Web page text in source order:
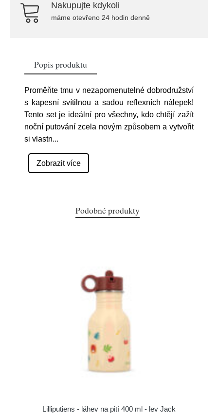
Nakupujte kdykoli
máme otevřeno 24 hodin denně
Popis produktu
Proměňte tmu v nezapomenutelné dobrodružství
s kapesní svítilnou a sadou reflexních nálepek!
Tento set je ideální pro všechny, kdo chtějí zažít
noční putování zcela novým způsobem a vytvořit
si vlastn...
Zobrazit více
Podobné produkty
Lilliputiens - láhev na pití 400 ml - lev Jack